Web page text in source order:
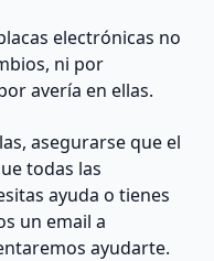
electrónicas no
ni por
avería en ellas.
asegurarse que el
todas las
ayuda o tienes
un email a
ayudarte.